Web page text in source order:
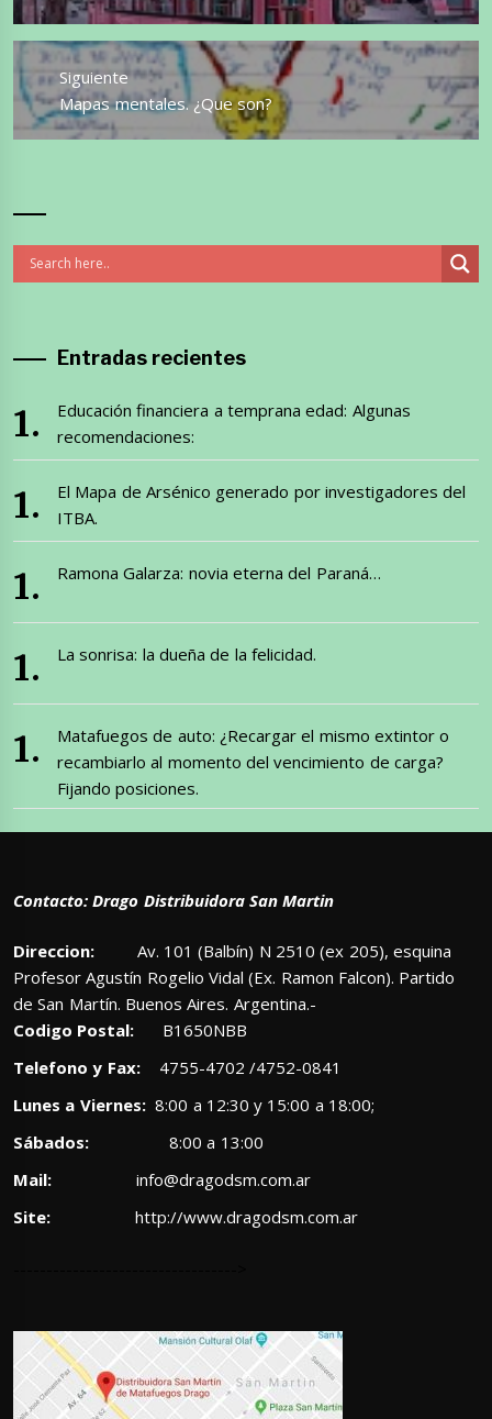
anterior:
Siguiente
Entrada
siguiente:
Mapas mentales. ¿Que son?
Entradas recientes
Educación financiera a temprana edad: Algunas
recomendaciones:
El Mapa de Arsénico generado por investigadores del
ITBA.
Ramona Galarza: novia eterna del Paraná…
La sonrisa: la dueña de la felicidad.
Matafuegos de auto: ¿Recargar el mismo extintor o
recambiarlo al momento del vencimiento de carga?
Fijando posiciones.
Contacto: Drago Distribuidora San Martin
Direccion: Av. 101 (Balbín) N 2510 (ex 205), esquina
Profesor Agustín Rogelio Vidal (Ex. Ramon Falcon). Partido
de San Martín. Buenos Aires. Argentina.-
Codigo Postal: B1650NBB
Telefono y Fax:4755-4702 /4752-0841
Lunes a Viernes:8:00 a 12:30 y 15:00 a 18:00;
Sábados: 8:00 a 13:00
Mail:
info@dragodsm.com.ar
Site:
http://www.dragodsm.com.ar